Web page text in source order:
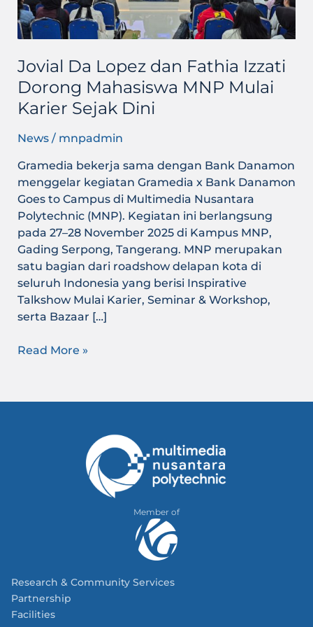
Jovial Da Lopez dan Fathia Izzati
Dorong Mahasiswa MNP Mulai
Karier Sejak Dini
News/ mnpadmin
Gramedia bekerja sama dengan Bank Danamon
menggelar kegiatan Gramedia x Bank Danamon
Goes to Campus di Multimedia Nusantara
Polytechnic (MNP). Kegiatan ini berlangsung
pada 27–28 November 2025 di Kampus MNP,
Gading Serpong, Tangerang. MNP merupakan
satu bagian dari roadshow delapan kota di
seluruh Indonesia yang berisi Inspirative
Talkshow Mulai Karier, Seminar & Workshop,
serta Bazaar […]
Mahasiswa
MNP
Mulai
Karier
Sejak
Dini
Read More »
Member of
Research & Community Services
Partnership
Facilities